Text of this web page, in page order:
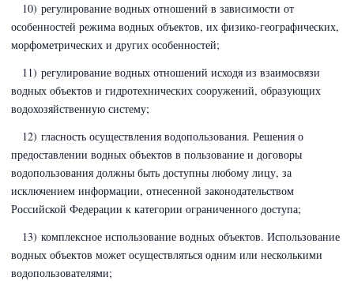
10) регулирование водных отношений в зависимости от
особенностей режима водных объектов, их физико-географических,
морфометрических и других особенностей;
11) регулирование водных отношений исходя из взаимосвязи
водных объектов и гидротехнических сооружений, образующих
водохозяйственную систему;
12) гласность осуществления водопользования. Решения о
предоставлении водных объектов в пользование и договоры
водопользования должны быть доступны любому лицу, за
исключением информации, отнесенной законодательством
Российской Федерации к категории ограниченного доступа;
13) комплексное использование водных объектов. Использование
водных объектов может осуществляться одним или несколькими
водопользователями;